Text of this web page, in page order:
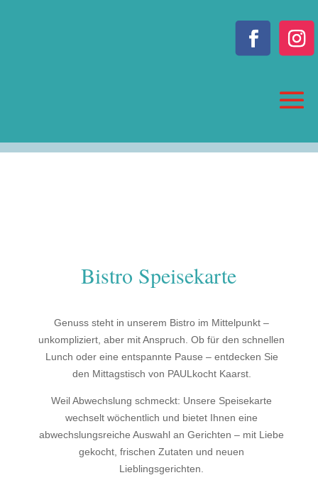
Bistro Speisekarte
Genuss steht in unserem Bistro im Mittelpunkt –
unkompliziert, aber mit Anspruch. Ob für den schnellen
Lunch oder eine entspannte Pause – entdecken Sie
den Mittagstisch von PAULkocht Kaarst.
Weil Abwechslung schmeckt: Unsere Speisekarte
wechselt wöchentlich und bietet Ihnen eine
abwechslungsreiche Auswahl an Gerichten – mit Liebe
gekocht, frischen Zutaten und neuen
Lieblingsgerichten.